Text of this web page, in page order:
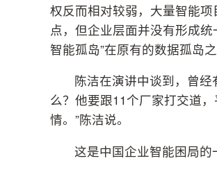
权反而相对较弱，大量智能
点，但企业层面并没有形成
智能孤岛”在原有的数据孤岛之
陈洁在演讲中谈到，曾
么？他要跟11个厂家打交道
情。”陈洁说。
这是中国企业智能困局的